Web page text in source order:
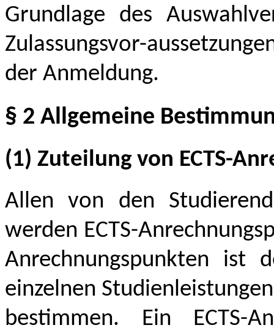
Grundlage des
Zulassungsvor-
der Anmeldung.
§ 2 Allgemeine
(1) Zuteilung von ECTS-
Allen von den
werden ECTS-
Anrechnungspunkten
einzelnen
bestimmen. Ein ECTS-